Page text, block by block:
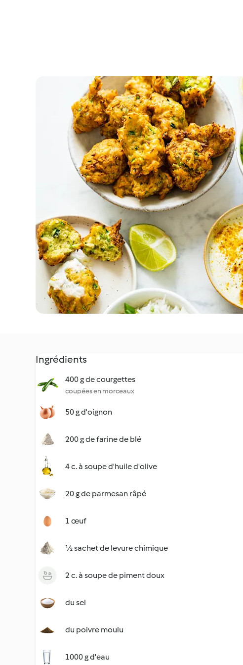
Ingrédients
400 g de courgettes
coupées en morceaux
50 g d'oignon
200 g de farine de blé
4 c. à soupe d'huile d'olive
20 g de parmesan râpé
1 œuf
½ sachet de levure chimique
2 c. à soupe de piment doux
du sel
du poivre moulu
1000 g d'eau